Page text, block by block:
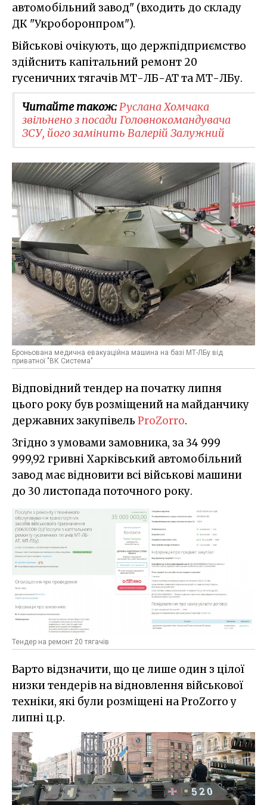
автомобільний завод" (входить до складу
ДК "Укроборонпром").
Військові очікують, що держпідприємство
здійснить капітальний ремонт 20
гусеничних тягачів МТ-ЛБ-АТ та МТ-ЛБу.
Читайте також:Руслана Хомчака
звільнено з посади Головнокомандувача
ЗСУ, його замінить Валерій Залужний
Броньована медична евакуаційна машина на базі МТ-ЛБу від
приватної "ВК Система"
Відповідний тендер на початку липня
цього року був розміщений на майданчику
державних закупівель ProZorro.
Згідно з умовами замовника, за 34 999
999,92 гривні Харківський автомобільний
завод має відновити всі військові машини
до 30 листопада поточного року.
Тендер на ремонт 20 тягачів
Варто відзначити, що це лише один з цілої
низки тендерів на відновлення військової
техніки, які були розміщені на ProZorro у
липні ц.р.